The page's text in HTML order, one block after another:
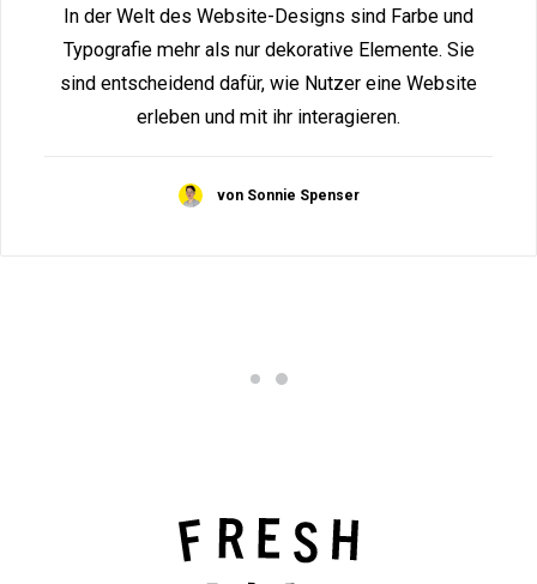
In der Welt des Website-Designs sind Farbe und
Typografie mehr als nur dekorative Elemente. Sie
sind entscheidend dafür, wie Nutzer eine Website
erleben und mit ihr interagieren.
von Sonnie Spenser